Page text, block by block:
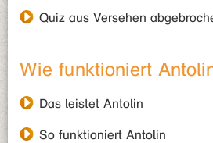
Quiz aus Versehen
Wie funktioniert
Das leistet Antolin
So funktioniert Antolin